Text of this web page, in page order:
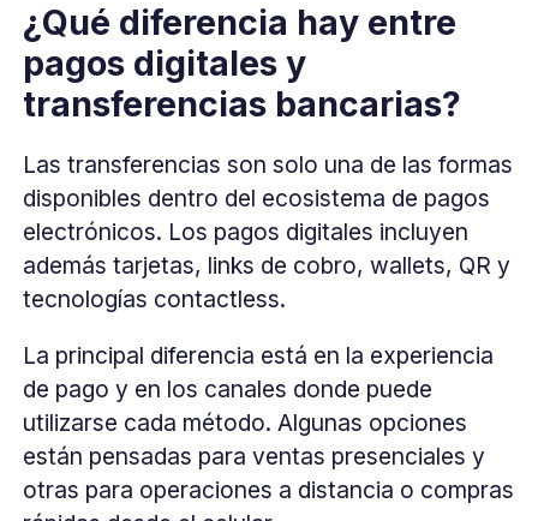
¿Qué diferencia hay entre
pagos digitales y
transferencias bancarias?
Las transferencias son solo una de las formas
disponibles dentro del ecosistema de pagos
electrónicos. Los pagos digitales incluyen
además tarjetas, links de cobro, wallets, QR y
tecnologías contactless.
La principal diferencia está en la experiencia
de pago y en los canales donde puede
utilizarse cada método. Algunas opciones
están pensadas para ventas presenciales y
otras para operaciones a distancia o compras